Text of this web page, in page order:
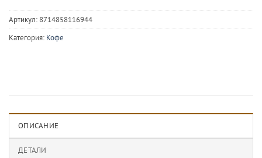
Артикул: 8714858116944
Категория: Кофе
ОПИСАНИЕ
ДЕТАЛИ